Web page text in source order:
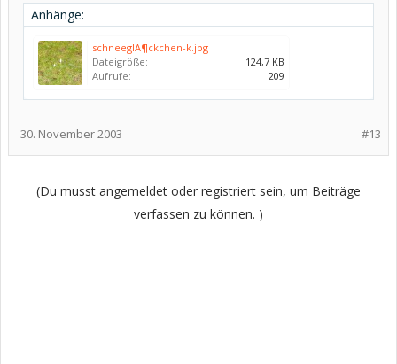
Anhänge:
schneeglÃ¶ckchen-k.jpg
Dateigröße:
124,7 KB
Aufrufe:
209
#13
30. November 2003
(Du musst angemeldet oder registriert sein, um Beiträge
verfassen zu können. )